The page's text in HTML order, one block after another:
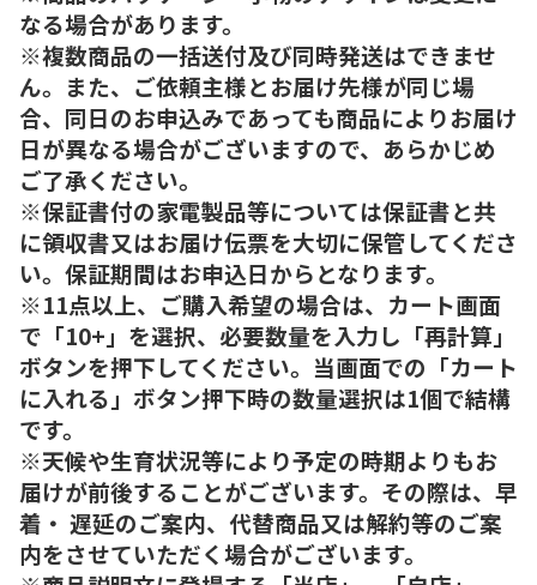
なる場合があります。
※複数商品の一括送付及び同時発送はできませ
ん。また、ご依頼主様とお届け先様が同じ場
合、同日のお申込みであっても商品によりお届け
日が異なる場合がございますので、あらかじめ
ご了承ください。
※保証書付の家電製品等については保証書と共
に領収書又はお届け伝票を大切に保管してくださ
い。保証期間はお申込日からとなります。
※11点以上、ご購入希望の場合は、カート画面
で「10+」を選択、必要数量を入力し「再計算」
ボタンを押下してください。当画面での「カート
に入れる」ボタン押下時の数量選択は1個で結構
です。
※天候や生育状況等により予定の時期よりもお
届けが前後することがございます。その際は、早
着・ 遅延のご案内、代替商品又は解約等のご案
内をさせていただく場合がございます。